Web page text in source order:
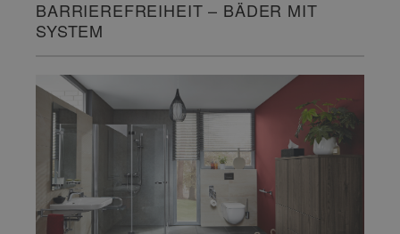
BARRIEREFREIHEIT – BÄDER MIT
SYSTEM